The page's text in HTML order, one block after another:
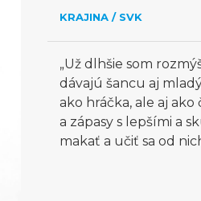
KRAJINA / SVK
„Už dlhšie som
dávajú šancu aj
ako hráčka, ale aj
a zápasy s lepšími a
makať a učiť sa od